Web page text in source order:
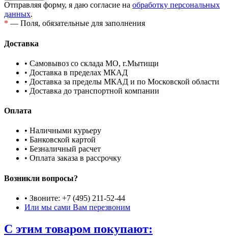
Отправляя форму, я даю согласие на обработку персональных
данных.
* — Поля, обязательные для заполнения
Доставка
• Самовывоз со склада МО, г.Мытищи
• Доставка в пределах МКАД
• Доставка за пределы МКАД и по Московской области
• Доставка до транспортной компании
Оплата
• Наличными курьеру
• Банковской картой
• Безналичный расчет
• Оплата заказа в рассрочку
Возникли вопросы?
• Звоните: +7 (495) 211-52-44
Или мы сами Вам перезвоним
C этим товаром покупают: